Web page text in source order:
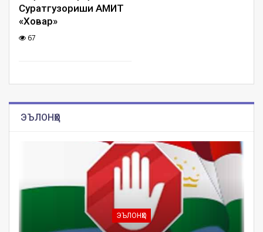
Суратгузориши АМИТ
«Ховар»
67
ЭЪЛОНҲО
ЭЪЛОНҲО